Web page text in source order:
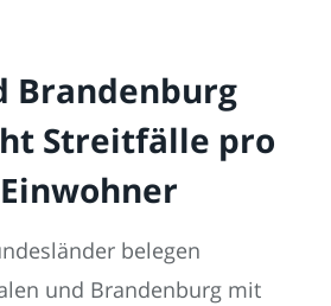
Brandenburg
Streitfälle pro
belegen
und Brandenburg mit